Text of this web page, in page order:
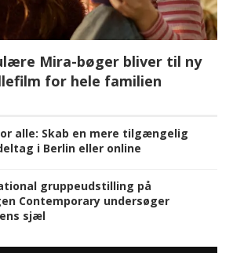
Mira-bøger bliver til ny
for hele familien
alle: Skab en mere tilgængelig
i Berlin eller online
gruppeudstilling på
Contemporary undersøger
sjæl